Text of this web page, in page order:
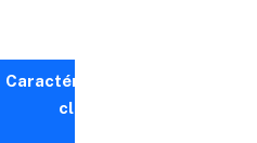
Caractéristiques
clés